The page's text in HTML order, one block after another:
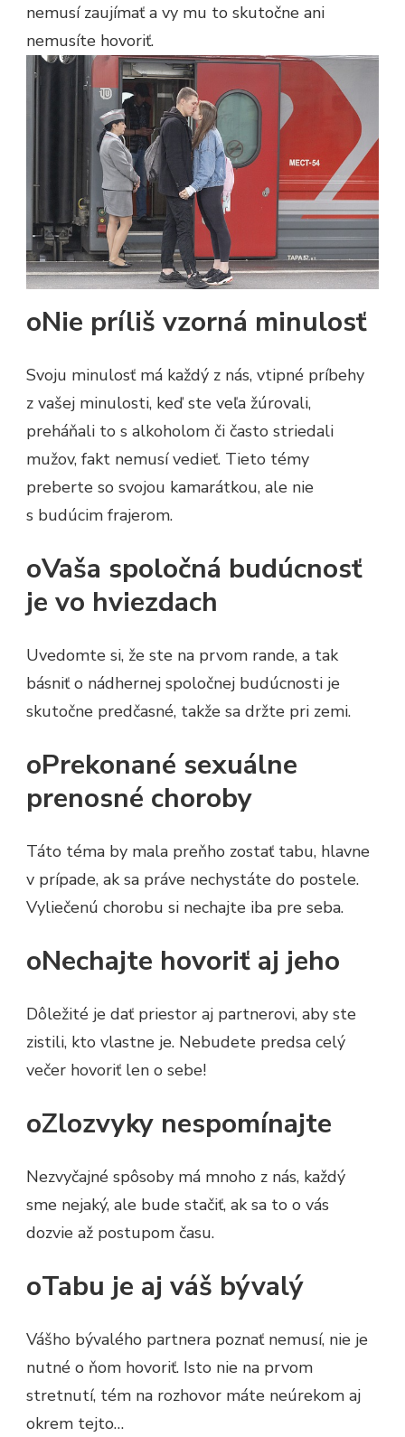
nemusí zaujímať a vy mu to skutočne ani
nemusíte hovoriť.
oNie príliš vzorná minulosť
Svoju minulosť má každý z nás, vtipné príbehy
z vašej minulosti, keď ste veľa žúrovali,
preháňali to s alkoholom či často striedali
mužov, fakt nemusí vedieť. Tieto témy
preberte so svojou kamarátkou, ale nie
s budúcim frajerom.
oVaša spoločná budúcnosť
je vo hviezdach
Uvedomte si, že ste na prvom rande, a tak
básniť o nádhernej spoločnej budúcnosti je
skutočne predčasné, takže sa držte pri zemi.
oPrekonané sexuálne
prenosné choroby
Táto téma by mala preňho zostať tabu, hlavne
v prípade, ak sa práve nechystáte do postele.
Vyliečenú chorobu si nechajte iba pre seba.
oNechajte hovoriť aj jeho
Dôležité je dať priestor aj partnerovi, aby ste
zistili, kto vlastne je. Nebudete predsa celý
večer hovoriť len o sebe!
oZlozvyky nespomínajte
Nezvyčajné spôsoby má mnoho z nás, každý
sme nejaký, ale bude stačiť, ak sa to o vás
dozvie až postupom času.
oTabu je aj váš bývalý
Vášho bývalého partnera poznať nemusí, nie je
nutné o ňom hovoriť. Isto nie na prvom
stretnutí, tém na rozhovor máte neúrekom aj
okrem tejto…